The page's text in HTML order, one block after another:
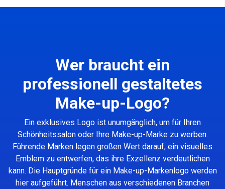
Wer braucht ein
professionell gestaltetes
Make-up-Logo?
Ein exklusives Logo ist unumgänglich, um für Ihren
Schönheitssalon oder Ihre Make-up-Marke zu werben.
Führende Marken legen großen Wert darauf, ein visuelles
Emblem zu entwerfen, das ihre Exzellenz verdeutlichen
kann. Die Hauptgründe für ein Make-up-Markenlogo werden
hier aufgeführt. Menschen aus verschiedenen Branchen